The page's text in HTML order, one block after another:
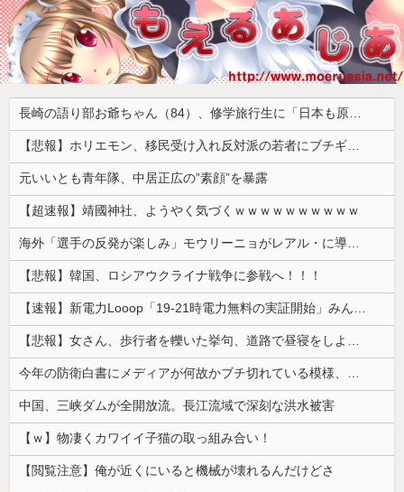
長崎の語り部お爺ちゃん（84）、修学旅行生に「日本も原爆を持たないと負ける」と言われびっくり！ 被団協代表（85）も中学生に「核を持たないで日本を守れますか」と問われ危機感
【悲報】ホリエモン、移民受け入れ反対派の若者にブチギレ「差別するなんて最低だ！」 → スタジオ誰も反論できず沈黙 ………
元いいとも青年隊、中居正広の”素顔”を暴露
【超速報】靖國神社、ようやく気づくｗｗｗｗｗｗｗｗｗｗ
海外「選手の反発が楽しみ」モウリーニョがレアル・に導入した新ルール（海外の反応）
【悲報】韓国、ロシアウクライナ戦争に参戦へ！！！
【速報】新電力Looop「19-21時電力無料の実証開始」みんなこれにするじゃん、電力会社の勢力図が変わるか
【悲報】女さん、歩行者を轢いた挙句、道路で昼寝をしようとしてしまう
今年の防衛白書にメディアが何故かブチ切れている模様、躍起になって批判するも逆に有権者からは……
中国、三峡ダムが全開放流。長江流域で深刻な洪水被害
【ｗ】物凄くカワイイ子猫の取っ組み合い！
【閲覧注意】俺が近くにいると機械が壊れるんだけどさ